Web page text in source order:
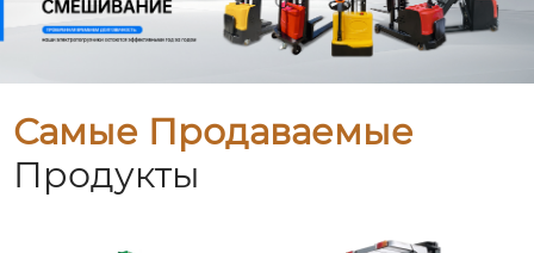
Самые Продаваемые
Продукты